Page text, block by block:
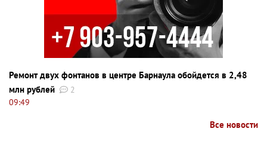
Ремонт двух фонтанов в центре Барнаула обойдется в 2,48
млн рублей
2
09:49
Все новости